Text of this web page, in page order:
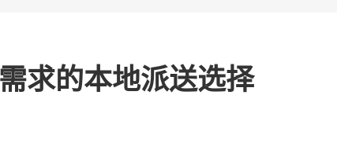
求的本地派送选择